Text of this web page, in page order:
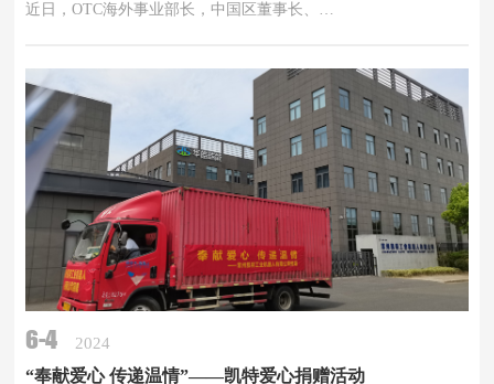
近日，OTC海外事业部长，中国区董事长、…
6-4 2024
“奉献爱心 传递温情”——凯特爱心捐赠活动